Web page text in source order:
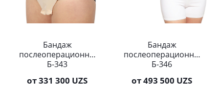
Бандаж
послеоперационный
Б-343
от331 300 UZS
Бандаж
послеоперационный
Б-346
от493 500 UZS